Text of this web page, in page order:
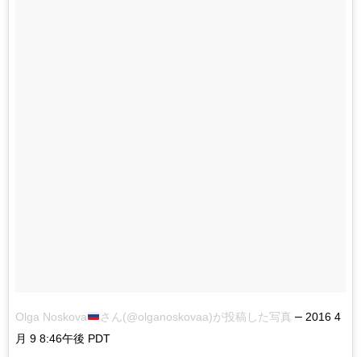
Olga Noskova さん(@olganoskovaa)が投稿した写真 – 2016 4
月 9 8:46午後 PDT